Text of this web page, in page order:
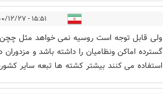
۱۵:۵۱ - ۱۴۰۰/۱۲/۲۷
ولی قابل توجه است روسیه نمی خواهد مثل
گسترده اماکن ونظامیان را داشته باشد و
استفاده می کنند بیشتر کشته ها تبعه سایر